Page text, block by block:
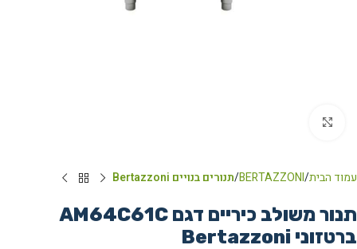
עמוד הבית BERTAZZONI תנורים בנויים Bertazzoni
תנור משולב כיריים דגם AM64C61C
ברטזוני Bertazzoni